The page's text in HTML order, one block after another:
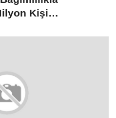
Kişi